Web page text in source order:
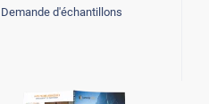
Demande d'échantillons